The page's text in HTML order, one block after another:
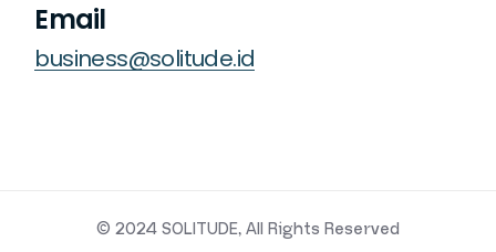
Email
business@solitude.id
© 2024 SOLITUDE, All Rights Reserved